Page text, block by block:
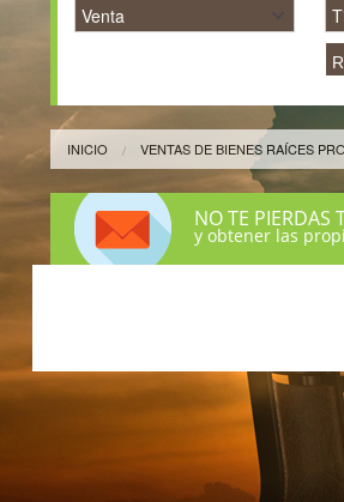
INICIO VENTAS DE BIENES RAÍCES
NO TE PIERDAS
y obtener las